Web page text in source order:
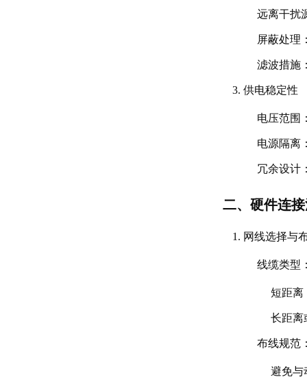
远离干扰
屏蔽处理
滤波措施
供电稳定性
电压范围
电源隔离
冗余设计
二、硬件连
网线选择与
线缆类型
短距离
长距离
布线规范
避免与